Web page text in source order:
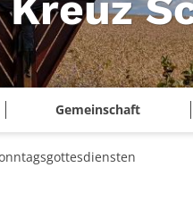
Gemeinschaft